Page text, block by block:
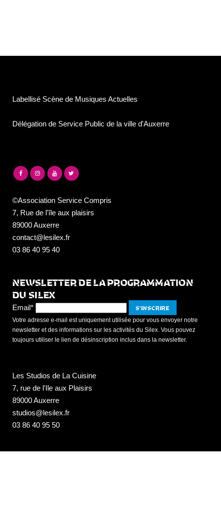
Labellisé Scène de Musiques Actuelles
Délégation de Service Public de la ville d'Auxerre
©Association Service Compris
7, Rue de l'île aux plaisirs
89000 Auxerre
contact@lesilex.fr
03 86 40 95 40
NEWSLETTER DE LA PROGRAMMATION
DU SILEX
Email*
Votre adresse e-mail est uniquement utilisée pour vous envoyer notre
newsletter et des informations sur les activités du Silex. Vous pouvez
toujours utiliser le lien de désinscription inclus dans la newsletter.
Les Studios de La Cuisine
7, rue de l'Ile aux Plaisirs
89000 Auxerre
studios@lesilex.fr
03 86 40 95 50